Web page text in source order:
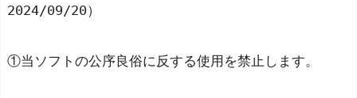
2024/09/20）
①当ソフトの公序良俗に反する使用を禁止します。